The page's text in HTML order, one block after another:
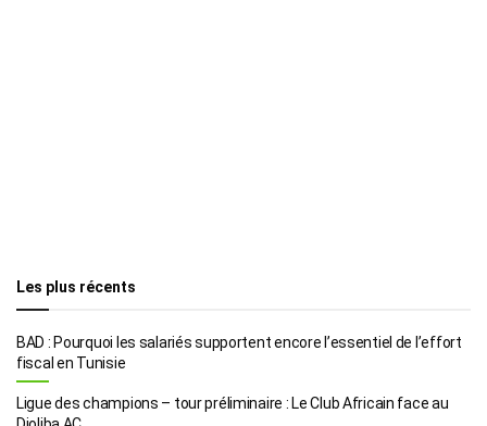
Les plus récents
BAD : Pourquoi les salariés supportent encore l’essentiel de l’effort
fiscal en Tunisie
Ligue des champions – tour préliminaire : Le Club Africain face au